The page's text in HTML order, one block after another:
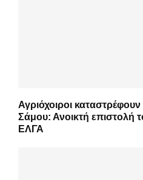
Αγριόχοιροι
Σάμου: Ανοικτή επιστολή
ΕΛΓΑ